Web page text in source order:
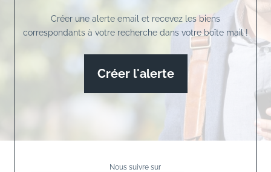
Créer une alerte email et recevez les biens
correspondants à votre recherche dans votre boîte mail !
Créer l'alerte
Nous suivre sur